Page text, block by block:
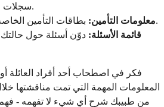
سجلات طبية ذات صلة أخرى.
معلومات التأمين:بطاقات التأمين الخاصة بك وأي أوراق إحالة.
قائمة الأسئلة: دوّن أسئلة حول حالتك،
فكر في اصطحاب أحد أفراد العائلة
المعلومات المهمة التي تمت مناقشتها
من طبيبك شرح أي شيء لا تفهمه - فهم